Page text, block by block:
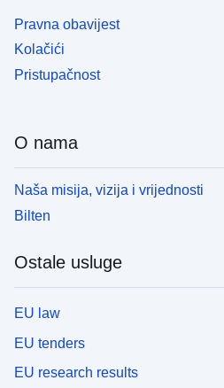
Pravna obavijest
Kolačići
Pristupačnost
O nama
Naša misija, vizija i vrijednosti
Bilten
Ostale usluge
EU law
EU tenders
EU research results